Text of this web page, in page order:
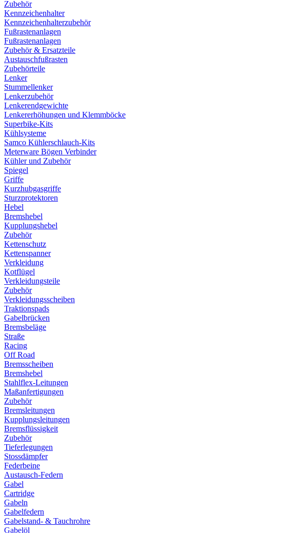
Zubehör
Kennzeichenhalter
Kennzeichenhalterzubehör
Fußrastenanlagen
Fußrastenanlagen
Zubehör & Ersatzteile
Austauschfußrasten
Zubehörteile
Lenker
Stummellenker
Lenkerzubehör
Lenkerendgewichte
Lenkererhöhungen und Klemmböcke
Superbike-Kits
Kühlsysteme
Samco Kühlerschlauch-Kits
Meterware Bögen Verbinder
Kühler und Zubehör
Spiegel
Griffe
Kurzhubgasgriffe
Sturzprotektoren
Hebel
Bremshebel
Kupplungshebel
Zubehör
Kettenschutz
Kettenspanner
Verkleidung
Kotflügel
Verkleidungsteile
Zubehör
Verkleidungsscheiben
Traktionspads
Gabelbrücken
Bremsbeläge
Straße
Racing
Off Road
Bremsscheiben
Bremshebel
Stahlflex-Leitungen
Maßanfertigungen
Zubehör
Bremsleitungen
Kupplungsleitungen
Bremsflüssigkeit
Zubehör
Tieferlegungen
Stossdämpfer
Federbeine
Austausch-Federn
Gabel
Cartridge
Gabeln
Gabelfedern
Gabelstand- & Tauchrohre
Gabelöl